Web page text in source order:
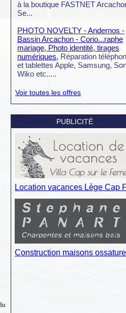
Voir toutes les offres
PUBLICITÉ